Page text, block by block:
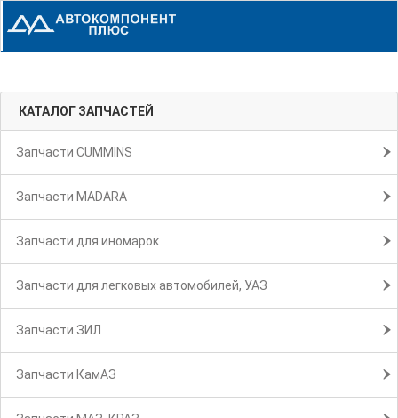
КАТАЛОГ ЗАПЧАСТЕЙ
Запчасти CUMMINS
Запчасти MADARA
Запчасти для иномарок
Запчасти для легковых автомобилей, УАЗ
Запчасти ЗИЛ
Запчасти КамАЗ